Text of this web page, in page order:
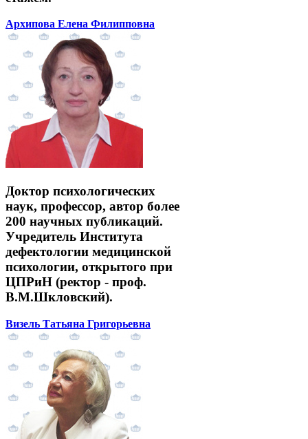
Архипова Елена Филипповна
Доктор психологических
наук, профессор, автор более
200 научных публикаций.
Учредитель Института
дефектологии медицинской
психологии, открытого при
ЦПРиН (ректор - проф.
В.М.Шкловский).
Визель Татьяна Григорьевна